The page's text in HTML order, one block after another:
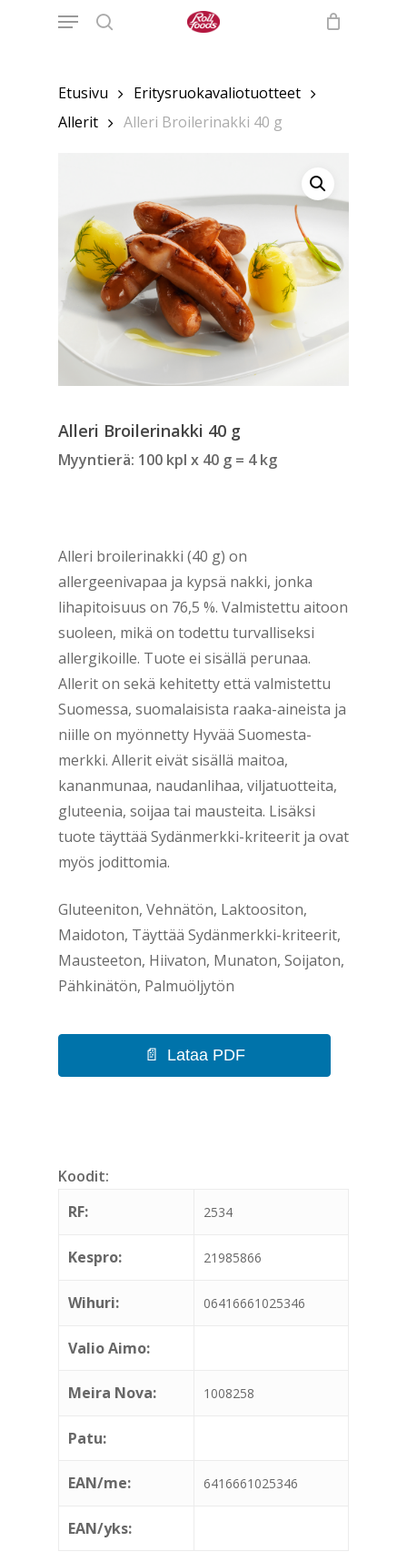
Menu
Etusivu
Eritysruokavaliotuotteet
Allerit
Alleri Broilerinakki 40 g
Alleri Broilerinakki 40 g
Myyntierä: 100 kpl x 40 g = 4 kg
Alleri broilerinakki (40 g) on
allergeenivapaa ja kypsä nakki, jonka
lihapitoisuus on 76,5 %. Valmistettu aitoon
suoleen, mikä on todettu turvalliseksi
allergikoille. Tuote ei sisällä perunaa.
Allerit on sekä kehitetty että valmistettu
Suomessa, suomalaisista raaka-aineista ja
niille on myönnetty Hyvää Suomesta-
merkki. Allerit eivät sisällä maitoa,
kananmunaa, naudanlihaa, viljatuotteita,
gluteenia, soijaa tai mausteita. Lisäksi
tuote täyttää Sydänmerkki-kriteerit ja ovat
myös jodittomia.
Gluteeniton, Vehnätön, Laktoositon,
Maidoton, Täyttää Sydänmerkki-kriteerit,
Mausteeton, Hiivaton, Munaton, Soijaton,
Pähkinätön, Palmuöljytön
Lataa PDF
Koodit:
RF:
2534
Kespro: 21985866
Wihuri: 06416661025346
Valio Aimo:
Meira Nova: 1008258
Patu:
EAN/me: 6416661025346
EAN/yks: